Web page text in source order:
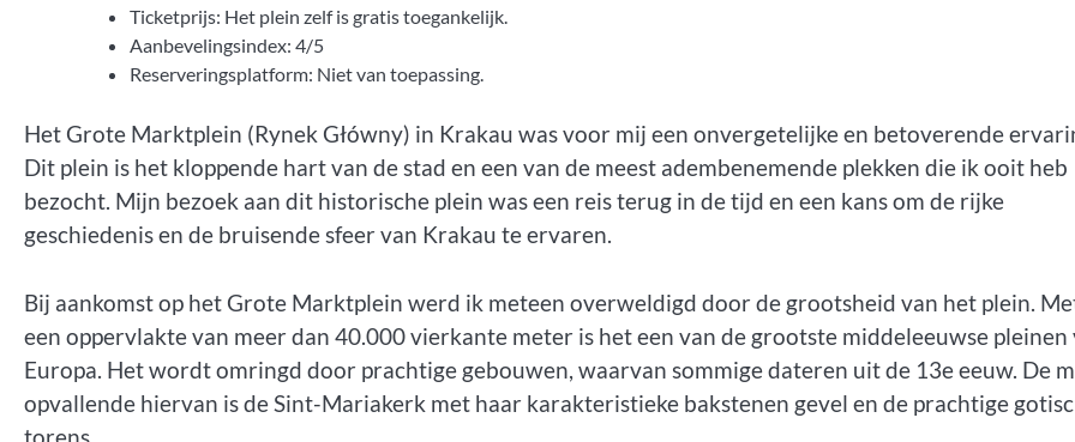
Ticketprijs: Het plein zelf is gratis toegankelijk.
Aanbevelingsindex: 4/5
Reserveringsplatform: Niet van toepassing.
Het Grote Marktplein (Rynek Główny) in Krakau was voor mij een onvergetelijke en betoverende
Dit plein is het kloppende hart van de stad en een van de meest adembenemende plekken die ik ooit heb
bezocht. Mijn bezoek aan dit historische plein was een reis terug in de tijd en een kans om de rijke
geschiedenis en de bruisende sfeer van Krakau te ervaren.
Bij aankomst op het Grote Marktplein werd ik meteen overweldigd door de grootsheid van het plein.
een oppervlakte van meer dan 40.000 vierkante meter is het een van de grootste middeleeuwse pleinen
Europa. Het wordt omringd door prachtige gebouwen, waarvan sommige dateren uit de 13e eeuw. De
opvallende hiervan is de Sint-Mariakerk met haar karakteristieke bakstenen gevel en de prachtige
torens.